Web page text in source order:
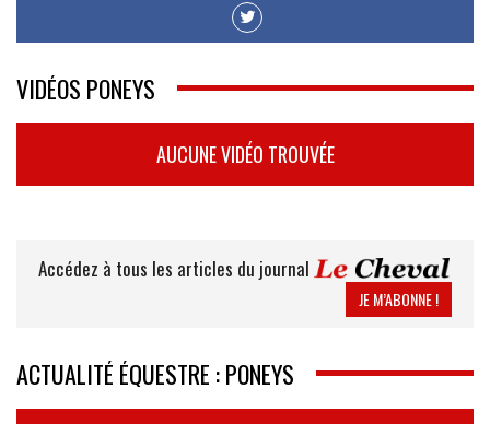
VIDÉOS PONEYS
AUCUNE VIDÉO TROUVÉE
Accédez à tous les articles du journal
JE M’ABONNE !
ACTUALITÉ ÉQUESTRE : PONEYS